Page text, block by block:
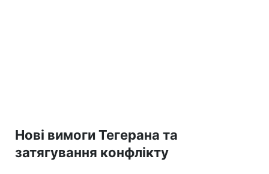
Нові вимоги Тегерана та
затягування конфлікту